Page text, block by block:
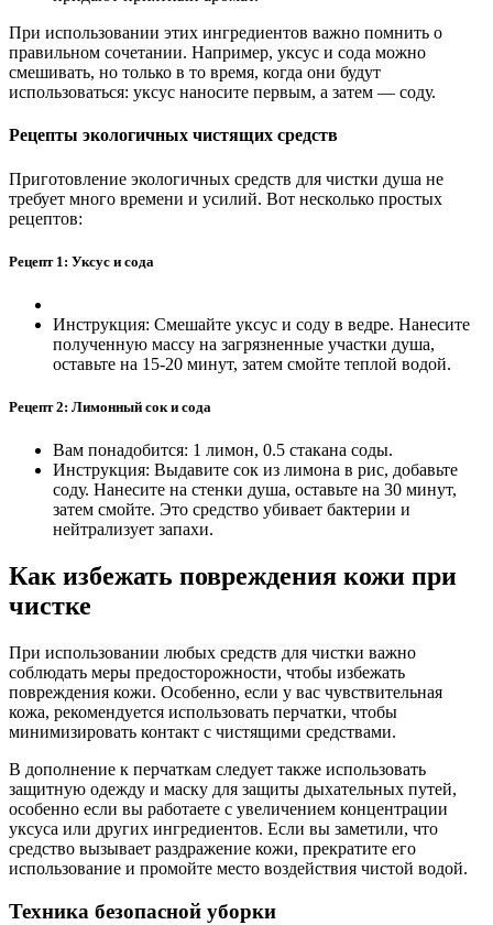
При использовании этих ингредиентов важно помнить о
правильном сочетании. Например, уксус и сода можно
смешивать, но только в то время, когда они будут
использоваться: уксус наносите первым, а затем — соду.
Рецепты экологичных чистящих средств
Приготовление экологичных средств для чистки душа не
требует много времени и усилий. Вот несколько простых
рецептов:
Рецепт 1: Уксус и сода
Инструкция: Смешайте уксус и соду в ведре. Нанесите
полученную массу на загрязненные участки душа,
оставьте на 15-20 минут, затем смойте теплой водой.
Рецепт 2: Лимонный сок и сода
Вам понадобится: 1 лимон, 0.5 стакана соды.
Инструкция: Выдавите сок из лимона в рис, добавьте
соду. Нанесите на стенки душа, оставьте на 30 минут,
затем смойте. Это средство убивает бактерии и
нейтрализует запахи.
Как избежать повреждения кожи при
чистке
При использовании любых средств для чистки важно
соблюдать меры предосторожности, чтобы избежать
повреждения кожи. Особенно, если у вас чувствительная
кожа, рекомендуется использовать перчатки, чтобы
минимизировать контакт с чистящими средствами.
В дополнение к перчаткам следует также использовать
защитную одежду и маску для защиты дыхательных путей,
особенно если вы работаете с увеличением концентрации
уксуса или других ингредиентов. Если вы заметили, что
средство вызывает раздражение кожи, прекратите его
использование и промойте место воздействия чистой водой.
Техника безопасной уборки